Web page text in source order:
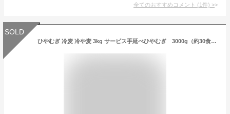
全てのおすすめコメント (1件) >
SOLD
ひやむぎ 冷麦 冷や麦 3kg サービス手延べひやむぎ 3000g（約30食）包装ゼロタイプ ヒヤムギ揖保の糸【本州・四国・九州：送料無料】